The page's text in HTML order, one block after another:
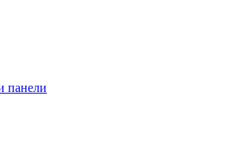
панели